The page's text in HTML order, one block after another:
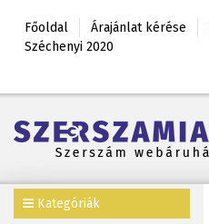
Főoldal Árajánlat kérése
Széchenyi 2020
Kategóriák